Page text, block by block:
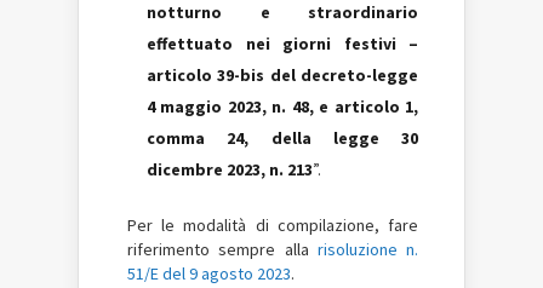
notturno e straordinario
effettuato nei giorni festivi –
articolo 39-bis del decreto-legge
4 maggio 2023, n. 48, e articolo 1,
comma 24, della legge 30
dicembre 2023, n. 213”.
Per le modalità di compilazione, fare
riferimento sempre alla risoluzione n.
51/E del 9 agosto 2023.